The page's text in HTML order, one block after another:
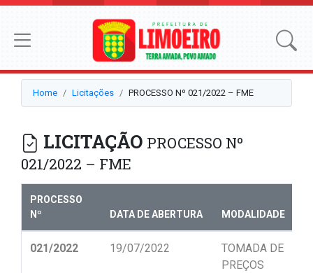
Home Licitações PROCESSO Nº 021/2022 – FME
LICITAÇÃO PROCESSO Nº
021/2022 – FME
PROCESSO
Nº
DATA DE ABERTURA MODALIDADE
021/2022 19/07/2022
TOMADA DE
PREÇOS